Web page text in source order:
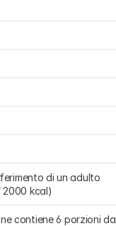
di un adulto
2000 kcal)
contiene 6 porzioni da